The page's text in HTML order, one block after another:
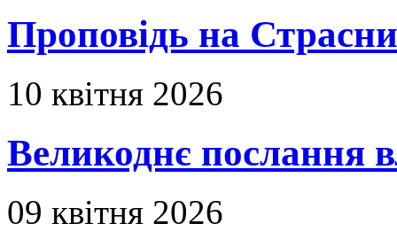
Проповідь на
10 квітня 2026
Великоднє послання
09 квітня 2026